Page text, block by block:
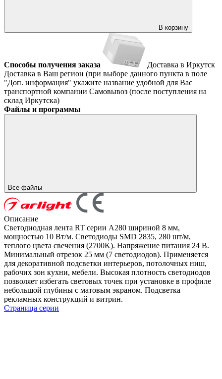
В корзину
Способы получения заказа
Доставка в Иркутск
Доставка в Ваш регион (при выборе данного пункта в поле
"Доп. информация" укажите название удобной для Вас
транспортной компании Самовывоз (после поступления на
склад Иркутска)
Файлы и программы
Все файлы
Описание
Светодиодная лента RT серии A280 шириной 8 мм,
мощностью 10 Вт/м. Светодиоды SMD 2835, 280 шт/м,
теплого цвета свечения (2700K). Напряжение питания 24 В.
Минимальный отрезок 25 мм (7 светодиодов). Применяется
для декоративной подсветки интерьеров, потолочных ниш,
рабочих зон кухни, мебели. Высокая плотность светодиодов
позволяет избегать световых точек при установке в профиле
небольшой глубины с матовым экраном. Подсветка
рекламных конструкций и витрин.
Страница серии